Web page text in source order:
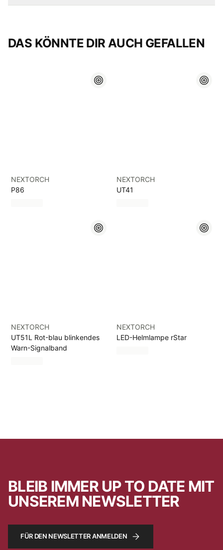
DAS KÖNNTE DIR AUCH GEFALLEN
NEXTORCH
P86
NEXTORCH
UT41
NEXTORCH
UT51L Rot-blau blinkendes
Warn-Signalband
NEXTORCH
LED-Helmlampe rStar
BLEIB IMMER UP TO DATE MIT
UNSEREM NEWSLETTER
FÜR DEN NEWSLETTER ANMELDEN